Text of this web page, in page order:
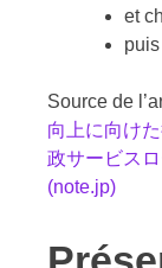
et
Source de
向上に向け
政サービス
(note.jp)